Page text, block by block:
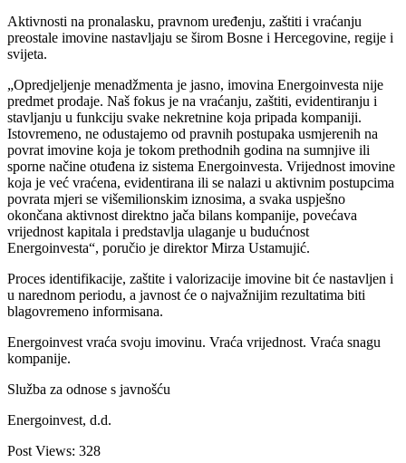
Aktivnosti na pronalasku, pravnom uređenju, zaštiti i vraćanju
preostale imovine nastavljaju se širom Bosne i Hercegovine, regije i
svijeta.
„Opredjeljenje menadžmenta je jasno, imovina Energoinvesta nije
predmet prodaje. Naš fokus je na vraćanju, zaštiti, evidentiranju i
stavljanju u funkciju svake nekretnine koja pripada kompaniji.
Istovremeno, ne odustajemo od pravnih postupaka usmjerenih na
povrat imovine koja je tokom prethodnih godina na sumnjive ili
sporne načine otuđena iz sistema Energoinvesta. Vrijednost imovine
koja je već vraćena, evidentirana ili se nalazi u aktivnim postupcima
povrata mjeri se višemilionskim iznosima, a svaka uspješno
okončana aktivnost direktno jača bilans kompanije, povećava
vrijednost kapitala i predstavlja ulaganje u budućnost
Energoinvesta“, poručio je direktor Mirza Ustamujić.
Proces identifikacije, zaštite i valorizacije imovine bit će nastavljen i
u narednom periodu, a javnost će o najvažnijim rezultatima biti
blagovremeno informisana.
Energoinvest vraća svoju imovinu. Vraća vrijednost. Vraća snagu
kompanije.
Služba za odnose s javnošću
Energoinvest, d.d.
Post Views: 328